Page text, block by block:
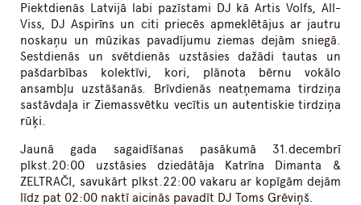
Piektdienās Latvijā labi pazīstami DJ kā Artis Volfs, All-
Viss, DJ Aspirīns un citi priecēs apmeklētājus ar jautru
noskaņu un mūzikas pavadījumu ziemas dejām sniegā.
Sestdienās un svētdienās uzstāsies dažādi tautas un
pašdarbības kolektīvi, kori, plānota bērnu vokālo
ansambļu uzstāšanās. Brīvdienās neatņemama tirdziņa
sastāvdaļa ir Ziemassvētku vecītis un autentiskie tirdziņa
rūķi.
Jaunā gada sagaidīšanas pasākumā 31.decembrī
plkst.20:00 uzstāsies dziedātāja Katrīna Dimanta &
ZELTRAČI, savukārt plkst.22:00 vakaru ar kopīgām dejām
līdz pat 02:00 naktī aicinās pavadīt DJ Toms Grēviņš.